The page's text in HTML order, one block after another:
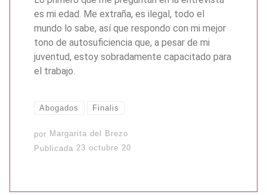
es mi edad. Me extraña, es ilegal, todo el
mundo lo sabe, así que respondo con mi mejor
tono de autosuficiencia que, a pesar de mi
juventud, estoy sobradamente capacitado para
el trabajo.
Abogados Finalis
por Margarita del Brezo
Publicada 23 octubre 20